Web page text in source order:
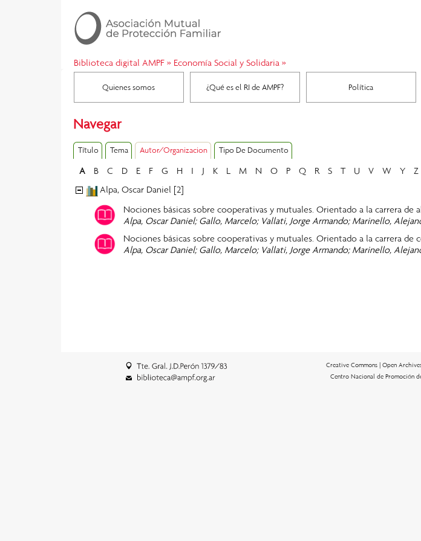
Biblioteca digital AMPF» Economía Social y Solidaria »
Quienes somos ¿Qué es el RI de AMPF? Política
Navegar
Título Tema Autor/Organizacion Tipo De Documento
A B C D E F G H I J K L M N O P Q R S T U V W Y Z
Alpa, Oscar Daniel [2]
Nociones básicas sobre cooperativas y mutuales. Orientado a la carrera de
Alpa, Oscar Daniel; Gallo, Marcelo; Vallati, Jorge Armando; Marinello,
Nociones básicas sobre cooperativas y mutuales. Orientado a la carrera de
Alpa, Oscar Daniel; Gallo, Marcelo; Vallati, Jorge Armando; Marinello,
Creative Commons |Open
Centro Nacional de Promoción